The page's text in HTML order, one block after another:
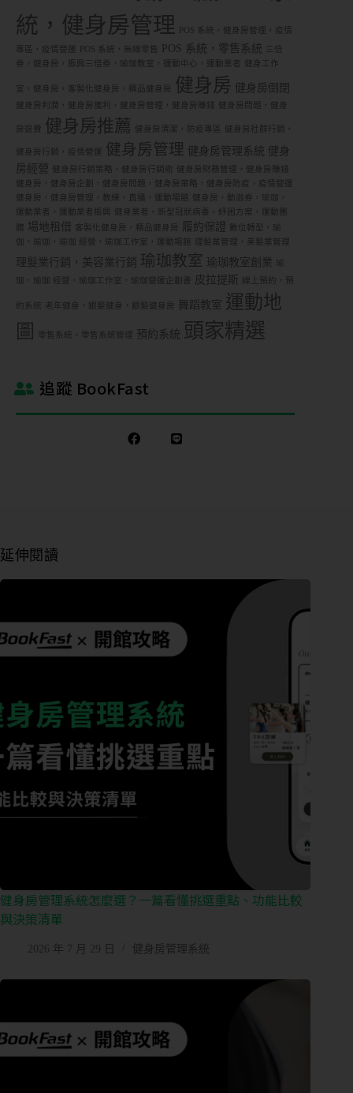
統，健身房管理
POS 系統，健身房管理，疫情
專區，疫情營運 POS 系統，無線零售 POS 系統，零售系統
三倍
券，健身房，振興三倍券，瑜珈教室，運動中心，運動業者
健身工作
室，健身房，客製化健身房，精品健身房 健身房 健身房倒閉
健身房利潤，健身房獲利，健身房管理，健身房賺錢 健身房問題，健身
房退費 健身房推薦 健身房清潔，防疫專區 健身房社群行銷，
健身房行銷，疫情營運 健身房管理 健身房管理系統 健身
房經營
健身房行銷策略，健身房行銷術
健身房財務管理，健身房賺錢
健身房，健身房企劃，健身房問題，健身房策略，健身房防疫，疫情營運
健身房，健身房管理，教練，直播，運動場館
健身房，動滋券，瑜珈，
運動業者，運動業者振興
健身業者，新型冠狀病毒，紓困方案，運動團
場地租借 客製化健身房，精品健身房 履約保證
數位轉型，瑜
伽，瑜珈，瑜珈 經營，瑜珈工作室，運動場館
理髮業管理，美髮業管理
理髮業行銷，美容業行銷 瑜珈教室 瑜珈教室創業
珈，瑜珈 經營，瑜珈工作室，瑜珈營運企劃書
皮拉提斯 線上預約，預
約系統 老年健身，銀髮健身，銀髮健身房 舞蹈教室 運動地
圖
零售系統，零售系統管理 預約系統 頭家精選
追蹤 BookFast
延伸閱讀
健身房管理系統怎麼選？一篇看懂挑選重點、功能比較
與決策清單
2026 年 7 月 29 日 健身房管理系統